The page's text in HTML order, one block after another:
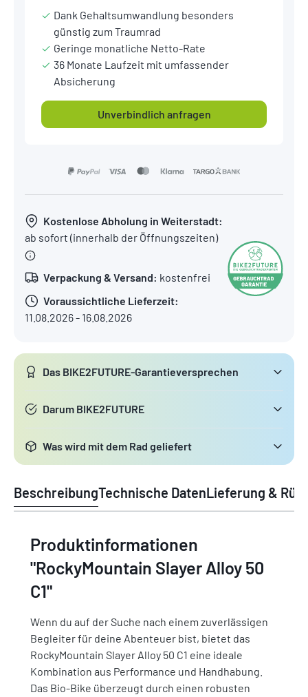
Dank Gehaltsumwandlung besonders
günstig zum Traumrad
Geringe monatliche Netto-Rate
36 Monate Laufzeit mit umfassender
Absicherung
Unverbindlich anfragen
Kostenlose Abholung in Weiterstadt:
ab sofort (innerhalb der Öffnungszeiten)
Verpackung & Versand: kostenfrei
Voraussichtliche Lieferzeit:
11.08.2026 - 16.08.2026
Das BIKE2FUTURE-Garantieversprechen
Darum BIKE2FUTURE
Was wird mit dem Rad geliefert
BeschreibungTechnische DatenLieferung &
Produktinformationen
"RockyMountain Slayer Alloy 50
C1"
Wenn du auf der Suche nach einem zuverlässigen
Begleiter für deine Abenteuer bist, bietet das
RockyMountain Slayer Alloy 50 C1 eine ideale
Kombination aus Performance und Handhabung.
Das Bio-Bike überzeugt durch einen robusten